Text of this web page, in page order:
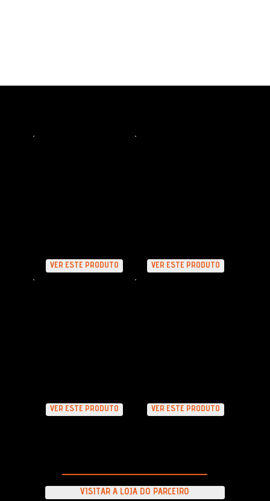
VER ESTE PRODUTO VER ESTE PRODUTO
VER ESTE PRODUTO VER ESTE PRODUTO
VISITAR A LOJA DO PARCEIRO